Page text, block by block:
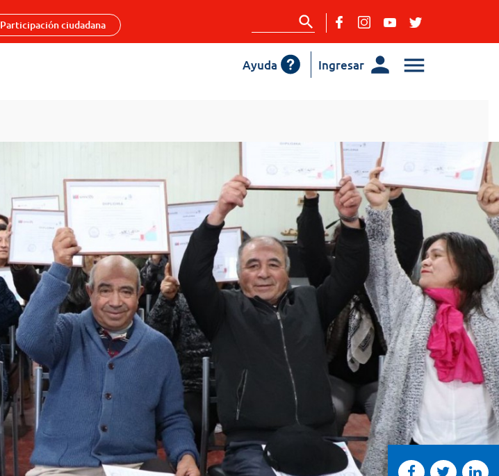
Participación ciudadana
Ingresar
Ayuda